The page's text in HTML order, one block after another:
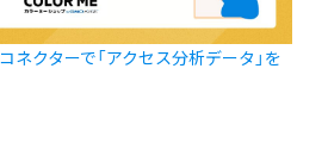
ネクターで「アクセス分析データ」を